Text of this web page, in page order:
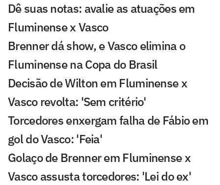
Dê suas notas: avalie as atuações em
Fluminense x Vasco
Brenner dá show, e Vasco elimina o
Fluminense na Copa do Brasil
Decisão de Wilton em Fluminense x
Vasco revolta: 'Sem critério'
Torcedores enxergam falha de Fábio em
gol do Vasco: 'Feia'
Golaço de Brenner em Fluminense x
Vasco assusta torcedores: 'Lei do ex'